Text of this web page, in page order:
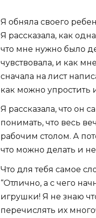
Я обняла своего
Я рассказала, как
что мне нужно было
чувствовала, и как
сначала на лист
как можно упростить
Я рассказала, что он
понимать, что весь
рабочим столом. А
что можно делать и не
Что для тебя самое
“Отлично, а с чего
игрушки! Я не знаю
перечислять их